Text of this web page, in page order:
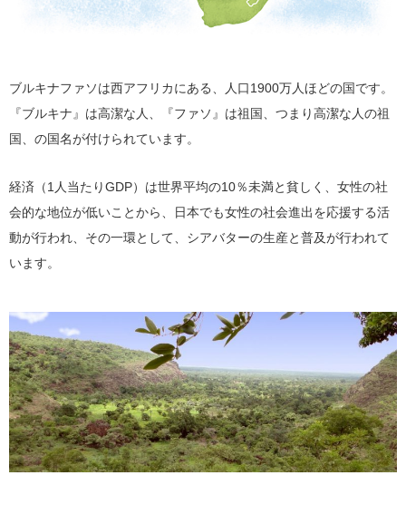
ブルキナファソは西アフリカにある、人口1900万人ほどの国です。
『ブルキナ』は高潔な人、『ファソ』は祖国、つまり高潔な人の祖
国、の国名が付けられています。
経済（1人当たりGDP）は世界平均の10％未満と貧しく、女性の社
会的な地位が低いことから、日本でも女性の社会進出を応援する活
動が行われ、その一環として、シアバターの生産と普及が行われて
います。